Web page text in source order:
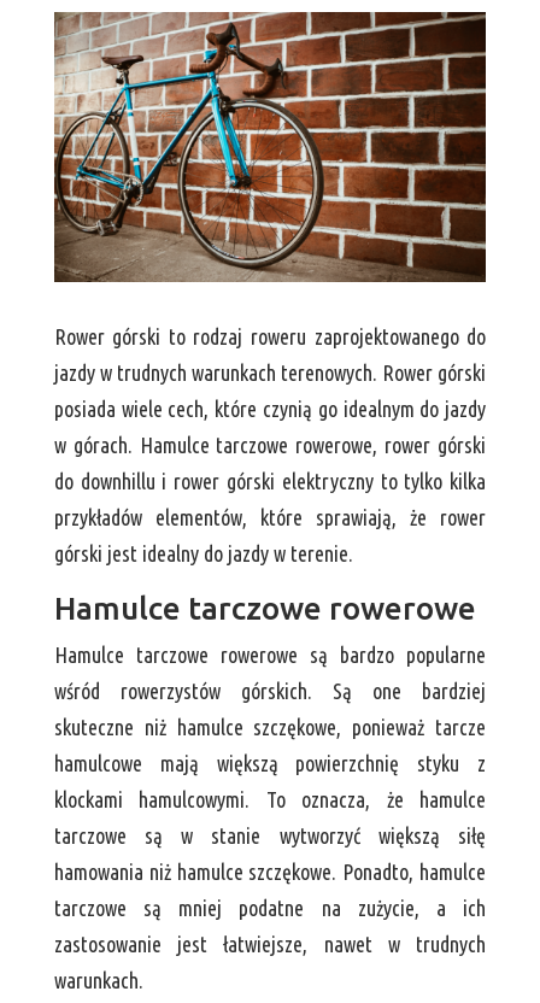
Rower górski to rodzaj roweru zaprojektowanego do
jazdy w trudnych warunkach terenowych. Rower górski
posiada wiele cech, które czynią go idealnym do jazdy
w górach. Hamulce tarczowe rowerowe, rower górski
do downhillu i rower górski elektryczny to tylko kilka
przykładów elementów, które sprawiają, że rower
górski jest idealny do jazdy w terenie.
Hamulce tarczowe rowerowe
Hamulce tarczowe rowerowe są bardzo popularne
wśród rowerzystów górskich. Są one bardziej
skuteczne niż hamulce szczękowe, ponieważ tarcze
hamulcowe mają większą powierzchnię styku z
klockami hamulcowymi. To oznacza, że hamulce
tarczowe są w stanie wytworzyć większą siłę
hamowania niż hamulce szczękowe. Ponadto, hamulce
tarczowe są mniej podatne na zużycie, a ich
zastosowanie jest łatwiejsze, nawet w trudnych
warunkach.